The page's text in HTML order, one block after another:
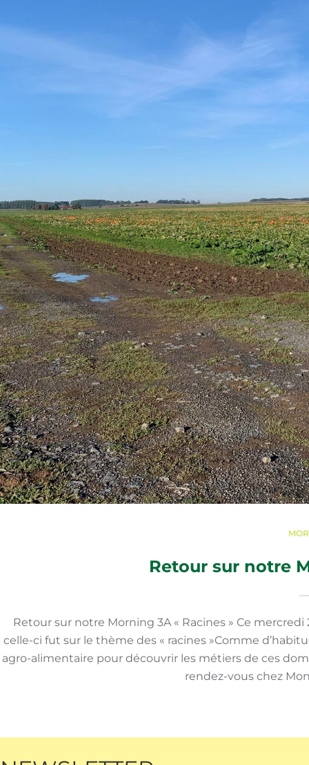
Retour sur notre
Retour sur notre Morning 3A « Racines » Ce
celle-ci fut sur le thème des « racines »Comme
agro-alimentaire pour découvrir les métiers de ces
rendez-vous chez